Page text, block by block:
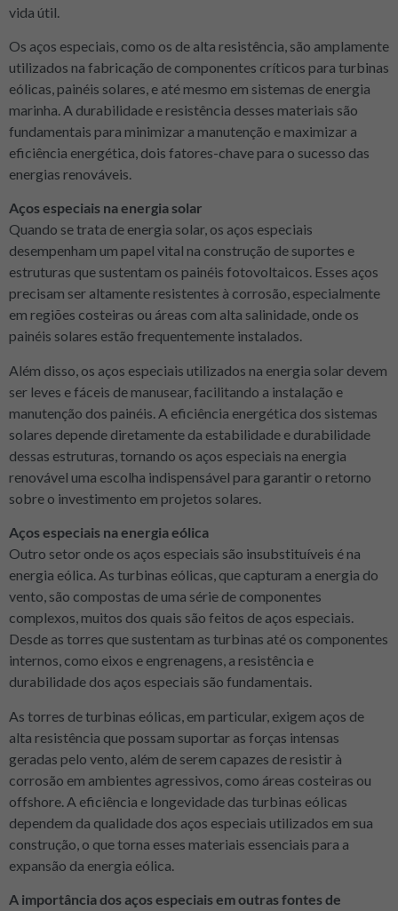
vida útil.
Os aços especiais, como os de alta resistência, são amplamente
utilizados na fabricação de componentes críticos para turbinas
eólicas, painéis solares, e até mesmo em sistemas de energia
marinha. A durabilidade e resistência desses materiais são
fundamentais para minimizar a manutenção e maximizar a
eficiência energética, dois fatores-chave para o sucesso das
energias renováveis.
Aços especiais na energia solar
Quando se trata de energia solar, os aços especiais
desempenham um papel vital na construção de suportes e
estruturas que sustentam os painéis fotovoltaicos. Esses aços
precisam ser altamente resistentes à corrosão, especialmente
em regiões costeiras ou áreas com alta salinidade, onde os
painéis solares estão frequentemente instalados.
Além disso, os aços especiais utilizados na energia solar devem
ser leves e fáceis de manusear, facilitando a instalação e
manutenção dos painéis. A eficiência energética dos sistemas
solares depende diretamente da estabilidade e durabilidade
dessas estruturas, tornando os aços especiais na energia
renovável uma escolha indispensável para garantir o retorno
sobre o investimento em projetos solares.
Aços especiais na energia eólica
Outro setor onde os aços especiais são insubstituíveis é na
energia eólica. As turbinas eólicas, que capturam a energia do
vento, são compostas de uma série de componentes
complexos, muitos dos quais são feitos de aços especiais.
Desde as torres que sustentam as turbinas até os componentes
internos, como eixos e engrenagens, a resistência e
durabilidade dos aços especiais são fundamentais.
As torres de turbinas eólicas, em particular, exigem aços de
alta resistência que possam suportar as forças intensas
geradas pelo vento, além de serem capazes de resistir à
corrosão em ambientes agressivos, como áreas costeiras ou
offshore. A eficiência e longevidade das turbinas eólicas
dependem da qualidade dos aços especiais utilizados em sua
construção, o que torna esses materiais essenciais para a
expansão da energia eólica.
A importância dos aços especiais em outras fontes de